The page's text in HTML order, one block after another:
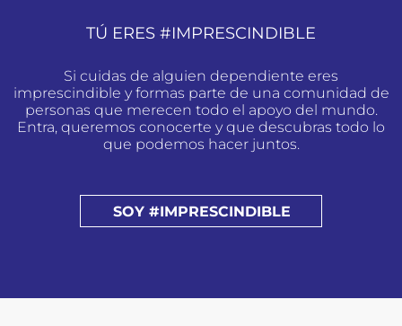
TÚ ERES #IMPRESCINDIBLE
Si cuidas de alguien dependiente eres
imprescindible y formas parte de una comunidad de
personas que merecen todo el apoyo del mundo.
Entra, queremos conocerte y que descubras todo lo
que podemos hacer juntos.
SOY #IMPRESCINDIBLE